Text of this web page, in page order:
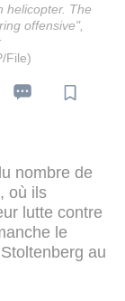
helicopter. The
offensive",
File)
nombre de
où ils
lutte contre
le
au